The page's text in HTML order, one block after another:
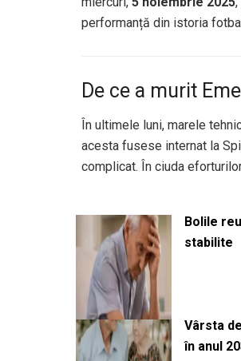
performanță din istoria
De ce a murit
În ultimele luni, marele
acesta fusese internat la
complicat. În ciuda
Bolile
stabilite
Vârsta
în anul